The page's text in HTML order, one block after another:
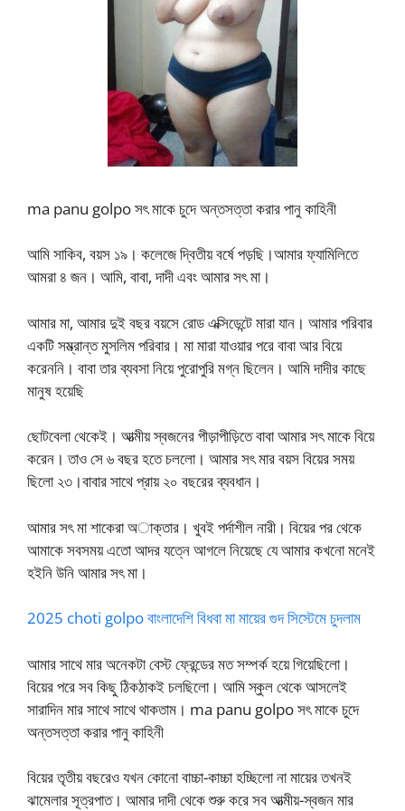
ma panu golpo সৎ মাকে চুদে অন্তসত্তা করার পানু কাহিনী
আমি সাকিব, বয়স ১৯। কলেজে দ্বিতীয় বর্ষে পড়ছি।আমার ফ্যামিলিতে
আমরা ৪ জন। আমি, বাবা, দাদী এবং আমার সৎ মা।
আমার মা, আমার দুই বছর বয়সে রোড এক্সিডেন্টে মারা যান। আমার পরিবার
একটি সম্ভ্রান্ত মুসলিম পরিবার। মা মারা যাওয়ার পরে বাবা আর বিয়ে
করেননি। বাবা তার ব্যবসা নিয়ে পুরোপুরি মগ্ন ছিলেন। আমি দাদীর কাছে
মানুষ হয়েছি
ছোটবেলা থেকেই। আত্মীয় স্বজনের পীড়াপীড়িতে বাবা আমার সৎ মাকে বিয়ে
করেন। তাও সে ৬ বছর হতে চললো। আমার সৎ মার বয়স বিয়ের সময়
ছিলো ২৩।বাবার সাথে প্রায় ২০ বছরের ব্যবধান।
আমার সৎ মা শাকেরা অাক্তার। খুবই পর্দাশীল নারী। বিয়ের পর থেকে
আমাকে সবসময় এতো আদর যত্নে আগলে নিয়েছে যে আমার কখনো মনেই
হইনি উনি আমার সৎ মা।
2025 choti golpo বাংলাদেশি বিধবা মা মায়ের গুদ সিস্টেমে চুদলাম
আমার সাথে মার অনেকটা বেস্ট ফ্রেন্ডের মত সম্পর্ক হয়ে গিয়েছিলো।
বিয়ের পরে সব কিছু ঠিকঠাকই চলছিলো। আমি স্কুল থেকে আসলেই
সারাদিন মার সাথে সাথে থাকতাম। ma panu golpo সৎ মাকে চুদে
অন্তসত্তা করার পানু কাহিনী
বিয়ের তৃতীয় বছরেও যখন কোনো বাচ্চা-কাচ্চা হচ্ছিলো না মায়ের তখনই
ঝামেলার সূত্রপাত। আমার দাদী থেকে শুরু করে সব আত্মীয়-স্বজন মার